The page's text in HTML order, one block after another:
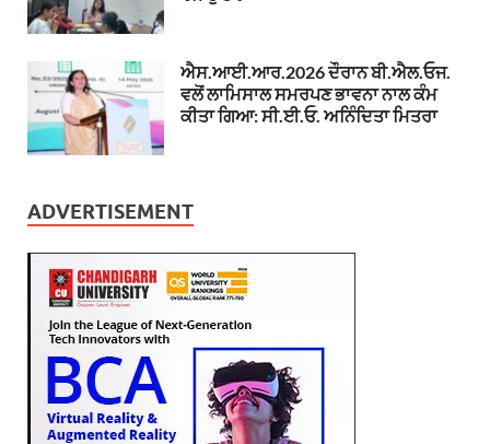
ਐਸ.ਆਈ.ਆਰ.2026 ਦੌਰਾਨ ਬੀ.ਐਲ.ਓਜ.
ਵਲੋਂ ਲਾਮਿਸਾਲ ਸਮਰਪਣ ਭਾਵਨਾ ਨਾਲ ਕੰਮ
ਕੀਤਾ ਗਿਆ: ਸੀ.ਈ.ਓ. ਅਨਿੰਦਿਤਾ ਮਿਤਰਾ
ADVERTISEMENT